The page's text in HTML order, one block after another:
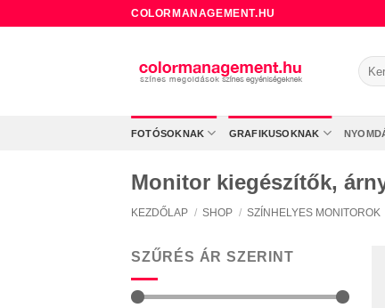
COLORMANAGEMENT.HU
a
FOTÓSOKNAK GRAFIKUSOKNAK
Monitor kiegészítők,
KEZDŐLAP / SHOP / SZÍNHELYES MONITOROK
SZŰRÉS ÁR SZERINT